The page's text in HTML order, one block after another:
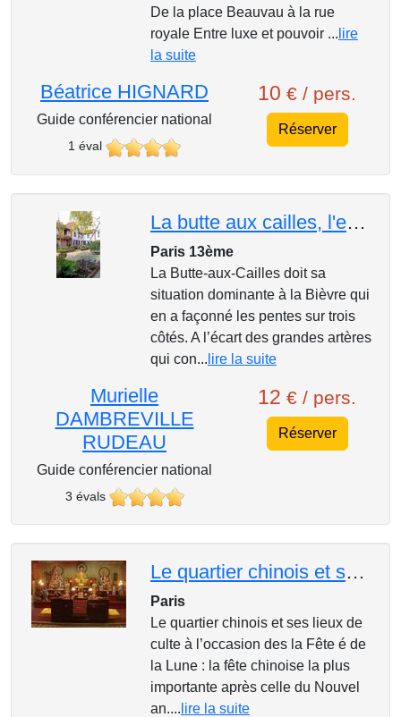
De la place Beauvau à la rue
royale Entre luxe et pouvoir ... lire
la suite
Béatrice HIGNARD
Guide conférencier national
1 éval
10 € / pers.
Réserver
La butte aux cailles, l'esprit d'un village avec ses ruelles, passages et jardins
Paris 13ème
La Butte-aux-Cailles doit sa
situation dominante à la Bièvre qui
en a façonné les pentes sur trois
côtés. A l’écart des grandes artères
qui con... lire la suite
Murielle
DAMBREVILLE
RUDEAU
Guide conférencier national
3 évals
12 € / pers.
Réserver
Le quartier chinois et ses lieux de culte à l’occasion des la Fête de la Lune
Paris
Le quartier chinois et ses lieux de
culte à l’occasion des la Fête é de
la Lune : la fête chinoise la plus
importante après celle du Nouvel
an.... lire la suite